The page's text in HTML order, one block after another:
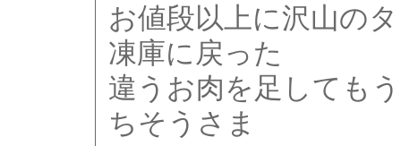
お値段以上に沢山の
凍庫に戻った
違うお肉を足しても
ちそうさま